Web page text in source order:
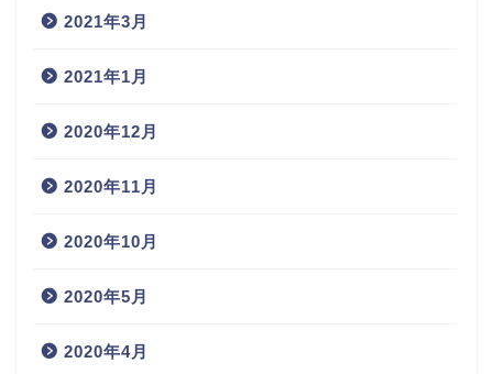
2021年3月
2021年1月
2020年12月
2020年11月
2020年10月
2020年5月
2020年4月